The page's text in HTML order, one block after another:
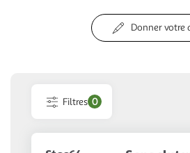
Donner votre
Filtres 0